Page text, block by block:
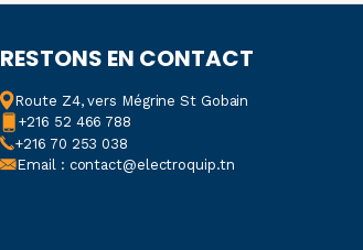
CONFIGURATION DE
2 RT
RESTONS EN CONTACT
Route Z4, vers Mégrine St Gobain
+216 52 466 788
+216 70 253 038
Email : contact@electroquip.tn